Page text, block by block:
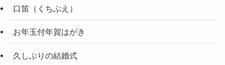
口笛（くちぶえ）
お年玉付年賀はがき
久しぶりの結婚式